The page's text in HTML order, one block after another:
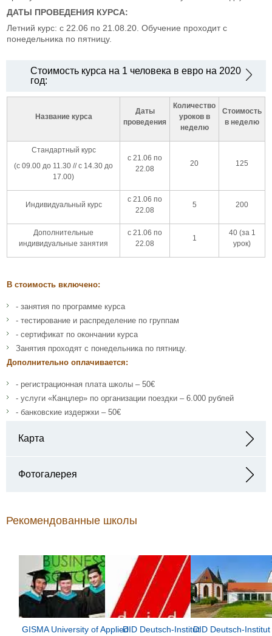
ДАТЫ ПРОВЕДЕНИЯ КУРСА:
Летний курс: с 22.06 по 21.08.20. Обучение проходит с
понедельника по пятницу.
Стоимость курса на 1 человека в евро на 2020
год:
Название курса
Даты
проведения
Количество
уроков в
неделю
Стоимость
в неделю
Стандартный курс
(с 09.00 до 11.30 // с 14.30 до
17.00)
с 21.06 по
22.08
20 125
Индивидуальный курс
с 21.06 по
22.08
5 200
Дополнительные
индивидуальные занятия
с 21.06 по
22.08
1
40 (за 1
урок)
В стоимость включено:
- занятия по программе курса
- тестирование и распределение по группам
- сертификат по окончании курса
Занятия проходят с понедельника по пятницу.
Дополнительно оплачивается:
- регистрационная плата школы – 50€
- услуги «Канцлер» по организации поездки – 6.000 рублей
- банковские издержки – 50€
Карта
Фотогалерея
Рекомендованные школы
GISMA University of AppliedDID Deutsch-InstitutDID Deutsch-Institut